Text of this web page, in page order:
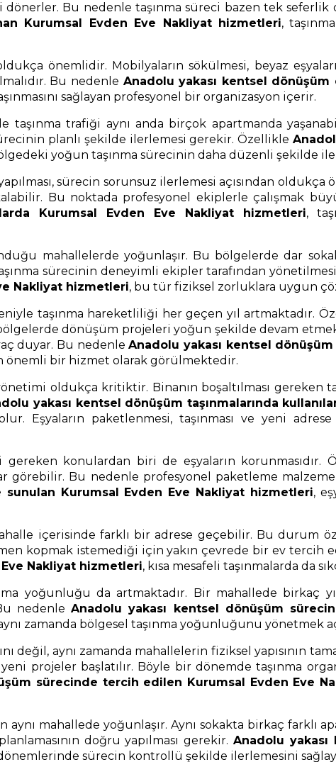
dönerler. Bu nedenle taşınma süreci bazen tek
Kurumsal Evden Eve Nakliyat hizmetleri,
önemlidir. Mobilyaların sökülmesi, beyaz
Bu nedenle Anadolu yakası kentsel
sağlayan profesyonel bir organizasyon içerir.
trafiği aynı anda birçok apartmanda
planlı şekilde ilerlemesi gerekir. Özellikle
yoğun taşınma sürecinin daha düzenli şekilde
sürecin sorunsuz ilerlemesi açısından
Bu noktada profesyonel ekiplerle çalışmak
Kurumsal Evden Eve Nakliyat hizmetleri,
mahallelerde yoğunlaşır. Bu bölgelerde dar
sürecinin deneyimli ekipler tarafından
Nakliyat hizmetleri, bu tür fiziksel zorluklara uygun
taşınma hareketliliği her geçen yıl artmaktadır.
dönüşüm projeleri yoğun şekilde devam
duyar. Bu nedenleAnadolu yakası kentsel
önemli bir hizmet olarak görülmektedir.
oldukça kritiktir. Binanın boşaltılması
yakası kentsel dönüşüm taşınmalarında
Eşyaların paketlenmesi, taşınması ve yeni
konulardan biri de eşyaların korunmasıdır.
görebilir. Bu nedenle profesyonel paketleme
Kurumsal Evden Eve Nakliyat hizmetleri,
içerisinde farklı bir adrese geçebilir. Bu
kopmak istemediği için yakın çevrede bir ev tercih
Nakliyat hizmetleri, kısa mesafeli taşınmalarda da
yoğunluğu da artmaktadır. Bir mahallede birkaç
nedenle Anadolu yakası kentsel dönüşüm
zamanda bölgesel taşınma yoğunluğunu yönetmek
değil, aynı zamanda mahallelerin fiziksel yapısının
projeler başlatılır. Böyle bir dönemde taşınma
sürecinde tercih edilen Kurumsal Evden Eve
mahallede yoğunlaşır. Aynı sokakta birkaç farklı
doğru yapılması gerekir. Anadolu
sürecin kontrollü şekilde ilerlemesini